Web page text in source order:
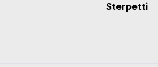
Sterpetti